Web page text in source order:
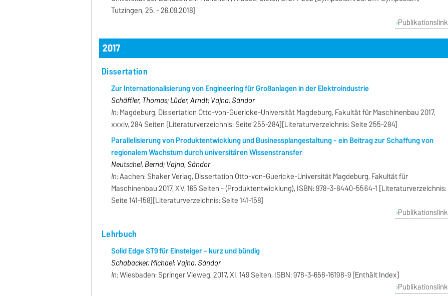
Tutzingen, 25. - 26.09.2018]
Publikationslink
2017
Dissertation
Zur Internationalisierung von Engineering für Großanlagen in der Elektroindustrie
Schäffler, Thomas; Lüder, Arndt; Vajna, Sándor
In:Magdeburg, Dissertation Otto-von-Guericke-Universität Magdeburg, Fakultät für Maschinenbau 2017,
xxxiv, 284 Seiten [Literaturverzeichnis: Seite 255-284][Literaturverzeichnis: Seite 255-284]
Parallelisierung von Produktentwicklung und Businessplangestaltung - ein Beitrag zur Schaffung von
regionalem Wachstum durch universitären Wissenstransfer
Neutschel, Bernd; Vajna, Sándor
In:Aachen: Shaker Verlag, Dissertation Otto-von-Guericke-Universität Magdeburg, Fakultät für
Maschinenbau 2017, XV, 165 Seiten - (Produktentwicklung), ISBN: 978-3-8440-5564-1 [Literaturverzeichnis:
Seite 141-158][Literaturverzeichnis: Seite 141-158]
Publikationslink
Lehrbuch
Solid Edge ST9 für Einsteiger - kurz und bündig
Schabacker, Michael; Vajna, Sándor
In:Wiesbaden: Springer Vieweg, 2017, XI, 149 Seiten, ISBN: 978-3-658-16198-9 [Enthält Index]
Publikationslink